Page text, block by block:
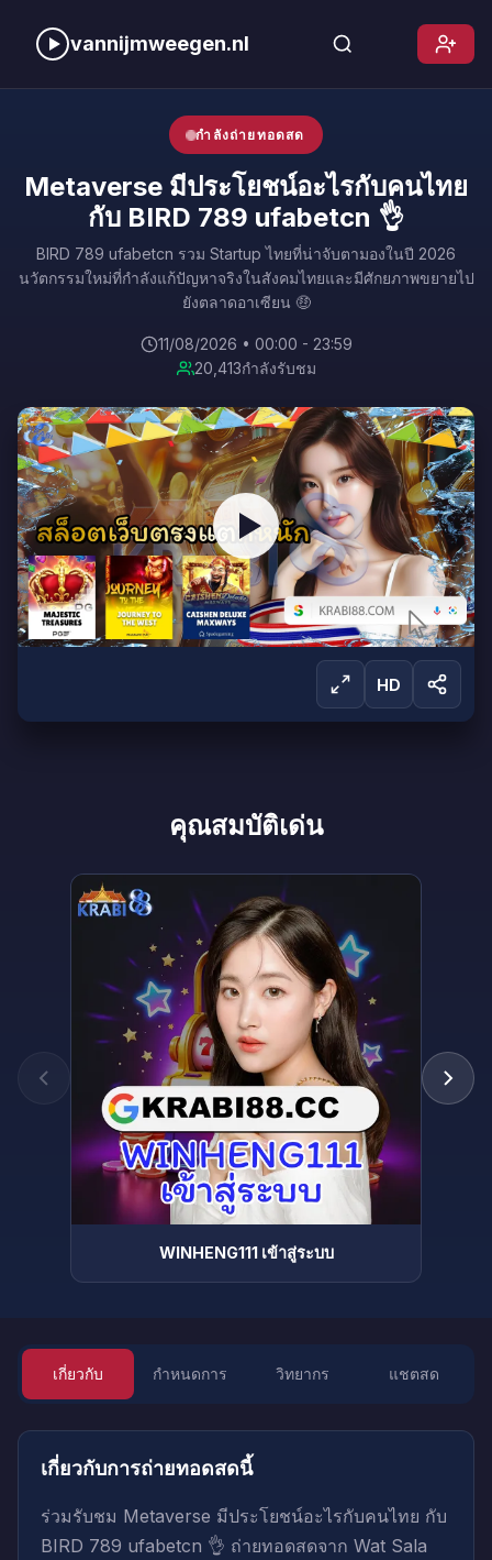
vannijmweegen.nl
กำลังถ่ายทอดสด
Metaverse มีประโยชน์อะไรกับคนไทย
กับ BIRD 789 ufabetcn 👌
BIRD 789 ufabetcn รวม Startup ไทยที่น่าจับตามองในปี 2026
นวัตกรรมใหม่ที่กำลังแก้ปัญหาจริงในสังคมไทยและมีศักยภาพขยายไป
ยังตลาดอาเซียน 🤑
11/08/2026 • 00:00 - 23:59
20,413กำลังรับชม
ลงชื่อเข้าใช้เพื่อรับชม
ลงชื่อเข้าใช้เพื่อรับชมการถ่ายทอดสดและเข้าถึง
ผลิตภัณฑ์ทั้งหมดของเรา
ลงชื่อเข้าใช้ สร้างบัญชี
HD
คุณสมบัติเด่น
WINHENG111 เข้าสู่ระบบ
เกี่ยวกับ กำหนดการ วิทยากร แชตสด
เกี่ยวกับการถ่ายทอดสดนี้
ร่วมรับชม Metaverse มีประโยชน์อะไรกับคนไทย กับ
BIRD 789 ufabetcn 👌 ถ่ายทอดสดจาก Wat Sala